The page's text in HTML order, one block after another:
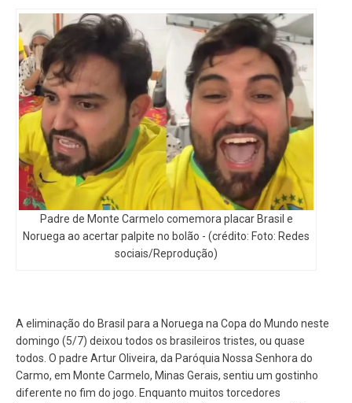
Padre de Monte Carmelo comemora placar Brasil e
Noruega ao acertar palpite no bolão - (crédito: Foto: Redes
sociais/Reprodução)
A eliminação do Brasil para a Noruega na Copa do Mundo neste
domingo (5/7) deixou todos os brasileiros tristes, ou quase
todos. O padre Artur Oliveira, da Paróquia Nossa Senhora do
Carmo, em Monte Carmelo, Minas Gerais, sentiu um gostinho
diferente no fim do jogo. Enquanto muitos torcedores